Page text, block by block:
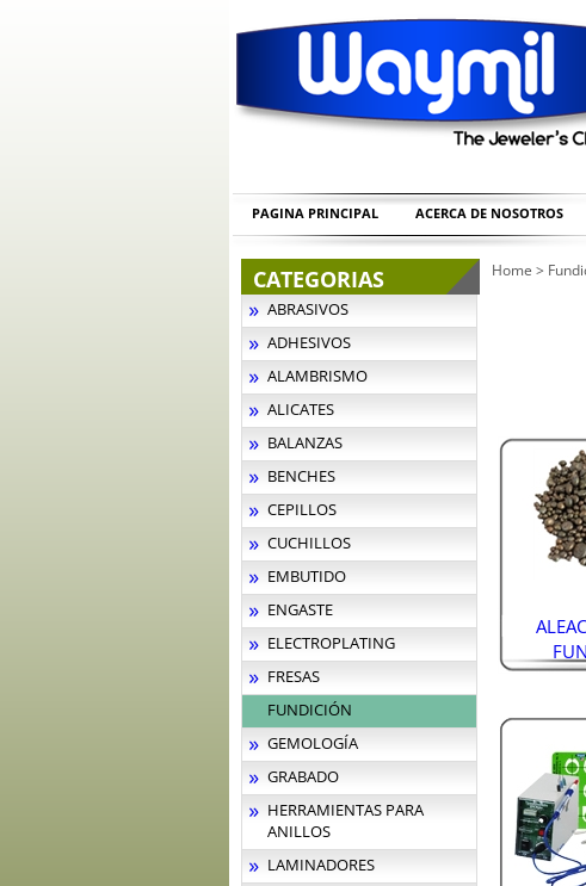
PAGINA PRINCIPAL ACERCA DE NOSOTROS
CATEGORIAS
ABRASIVOS
ADHESIVOS
ALAMBRISMO
ALICATES
BALANZAS
BENCHES
CEPILLOS
CUCHILLOS
EMBUTIDO
ENGASTE
ELECTROPLATING
FRESAS
FUNDICIÓN
GEMOLOGÍA
GRABADO
HERRAMIENTAS PARA
ANILLOS
LAMINADORES
Home >